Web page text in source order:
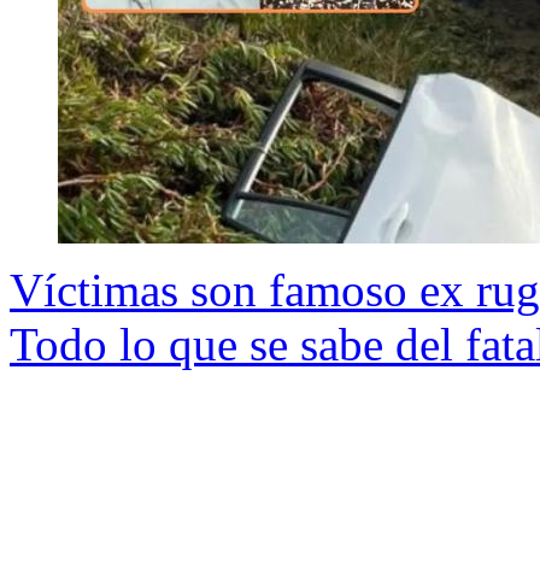
Víctimas son famoso ex
Todo lo que se sabe del